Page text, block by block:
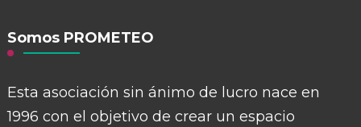
Somos PROMETEO
Esta asociación sin ánimo de lucro nace en
1996 con el objetivo de crear un espacio